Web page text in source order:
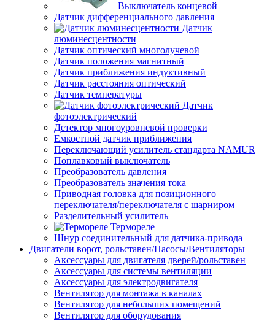
Выключатель концевой
Датчик дифференциального давления
Датчик
люминесцентности
Датчик оптический многолучевой
Датчик положения магнитный
Датчик приближения индуктивный
Датчик расстояния оптический
Датчик температуры
Датчик
фотоэлектрический
Детектор многоуровневой проверки
Емкостной датчик приближения
Переключающий усилитель стандарта NAMUR
Поплавковый выключатель
Преобразователь давления
Преобразователь значения тока
Приводная головка для позиционного
переключателя/переключателя с шарниром
Разделительный усилитель
Термореле
Шнур соединительный для датчика-привода
Двигатели ворот, рольставен/Насосы/Вентиляторы
Аксессуары для двигателя дверей/рольставен
Аксессуары для системы вентиляции
Аксессуары для электродвигателя
Вентилятор для монтажа в каналах
Вентилятор для небольших помещений
Вентилятор для оборудования